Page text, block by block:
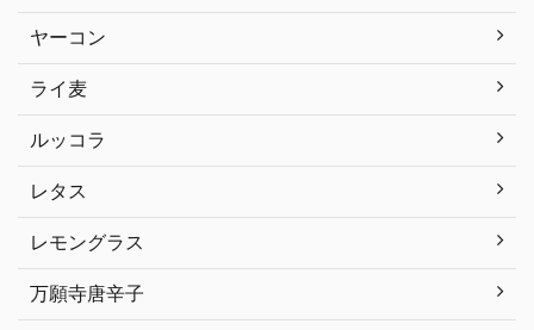
ヤーコン
ライ麦
ルッコラ
レタス
レモングラス
万願寺唐辛子